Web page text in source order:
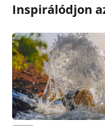
Inspirálódjon